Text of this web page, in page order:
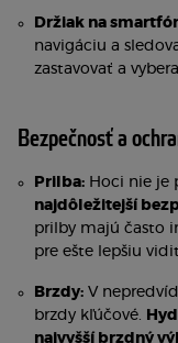
Držiak na
navigáciu a
zastavovať a
Bezpečnosť a
Prilba: Hoci nie je
najdôležitejší
prilby majú často
pre ešte lepšiu
Brzdy: V
brzdy kľúčové.
najvyšší brzdný